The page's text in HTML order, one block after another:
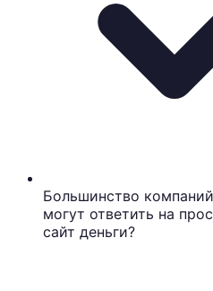
Большинство
могут ответить на
сайт деньги?